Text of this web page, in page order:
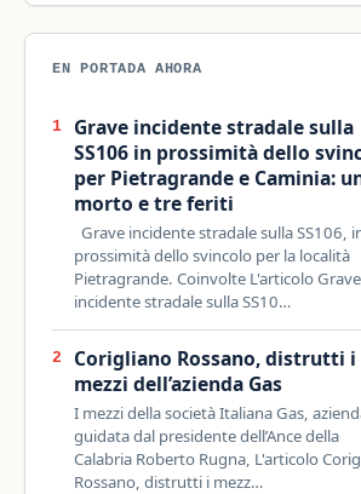
EN PORTADA AHORA
1
Grave incidente stradale sulla
SS106 in prossimità dello
per Pietragrande e Caminia:
morto e tre feriti
Grave incidente stradale sulla SS106,
prossimità dello svincolo per la località
Pietragrande. Coinvolte L'articolo Grave
incidente stradale sulla SS10…
2
Corigliano Rossano, distrutti i
mezzi dell’azienda Gas
I mezzi della società Italiana Gas,
guidata dal presidente dell’Ance della
Calabria Roberto Rugna, L'articolo
Rossano, distrutti i mezz…